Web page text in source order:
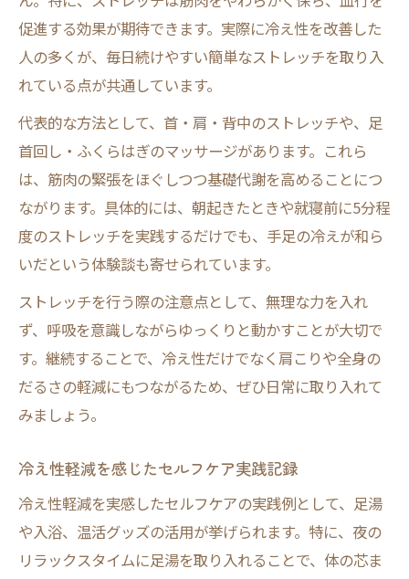
促進する効果が期待できます。実際に冷え性を改善した
人の多くが、毎日続けやすい簡単なストレッチを取り入
れている点が共通しています。
代表的な方法として、首・肩・背中のストレッチや、足
首回し・ふくらはぎのマッサージがあります。これら
は、筋肉の緊張をほぐしつつ基礎代謝を高めることにつ
ながります。具体的には、朝起きたときや就寝前に5分程
度のストレッチを実践するだけでも、手足の冷えが和ら
いだという体験談も寄せられています。
ストレッチを行う際の注意点として、無理な力を入れ
ず、呼吸を意識しながらゆっくりと動かすことが大切で
す。継続することで、冷え性だけでなく肩こりや全身の
だるさの軽減にもつながるため、ぜひ日常に取り入れて
みましょう。
冷え性軽減を感じたセルフケア実践記録
冷え性軽減を実感したセルフケアの実践例として、足湯
や入浴、温活グッズの活用が挙げられます。特に、夜の
リラックスタイムに足湯を取り入れることで、体の芯ま